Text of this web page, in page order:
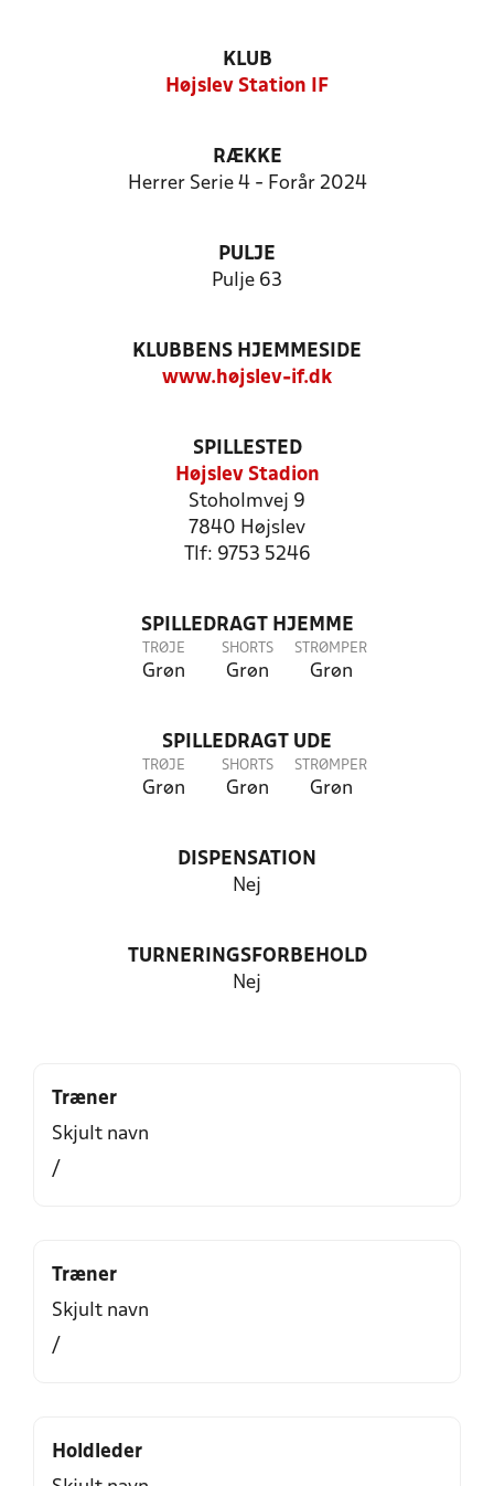
KLUB
Højslev Station IF
RÆKKE
Herrer Serie 4 - Forår 2024
PULJE
Pulje 63
KLUBBENS HJEMMESIDE
www.højslev-if.dk
SPILLESTED
Højslev Stadion
Stoholmvej 9
7840 Højslev
Tlf: 9753 5246
SPILLEDRAGT HJEMME
TRØJE
Grøn
SHORTS
Grøn
STRØMPER
Grøn
SPILLEDRAGT UDE
TRØJE
Grøn
SHORTS
Grøn
STRØMPER
Grøn
DISPENSATION
Nej
TURNERINGSFORBEHOLD
Nej
Træner
Skjult navn
/
Træner
Skjult navn
/
Holdleder